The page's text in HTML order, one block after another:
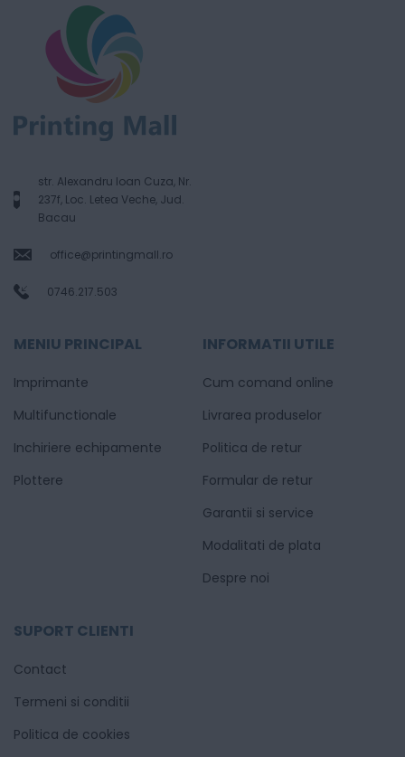
str. Alexandru Ioan Cuza, Nr.
237f, Loc. Letea Veche, Jud.
Bacau
office@printingmall.ro
0746.217.503
MENIU PRINCIPAL
Imprimante
Multifunctionale
Inchiriere echipamente
Plottere
INFORMATII UTILE
Cum comand online
Livrarea produselor
Politica de retur
Formular de retur
Garantii si service
Modalitati de plata
Despre noi
SUPORT CLIENTI
Contact
Termeni si conditii
Politica de cookies